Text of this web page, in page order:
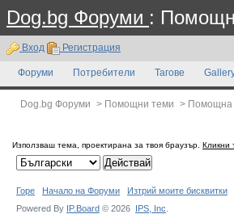
Dog.bg Форуми :
Вход Регистрация
Форуми Потребители Тагове
Dog.bg Форуми > Помощни теми > Помощна
Използваш тема, проектирана за твоя браузър. Кликни
Горе Начало на Форуми Изтрий моите бисквитки
Powered By IP.Board © 2026 IPS, Inc